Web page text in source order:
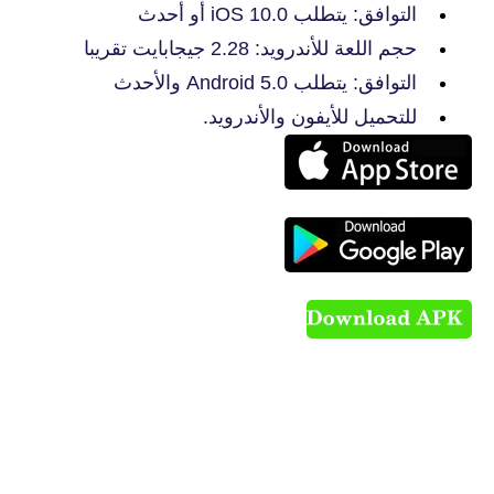
التوافق: يتطلب iOS 10.0 أو أحدث
حجم اللعة للأندرويد: 2.28 جيجابايت تقريبا
التوافق: يتطلب Android 5.0 والأحدث
للتحميل للأيفون والأندرويد.